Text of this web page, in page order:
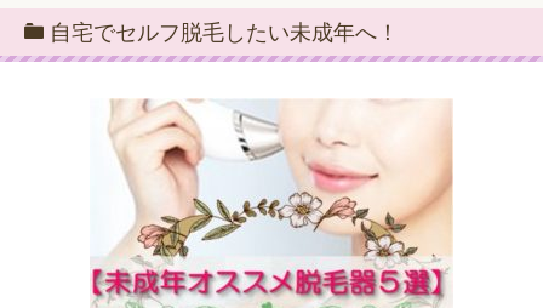
自宅でセルフ脱毛したい未成年へ！